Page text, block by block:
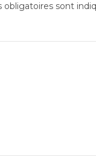
obligatoires sont